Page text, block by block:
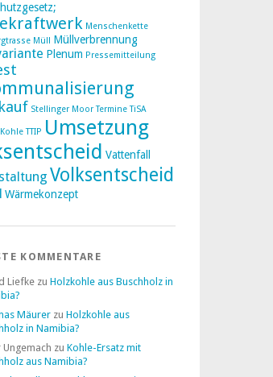
Menschenkette
Müll Müllverbrennung
Plenum Pressemitteilung
Stellinger Moor Termine TiSA
TTIP Umsetzung
Vattenfall
Volksentscheid
Wärmekonzept
KOMMENTARE
Liefke zu Holzkohle aus Buschholz in
Mäurer zu Holzkohle aus
in Namibia?
Ungemach zu Kohle-Ersatz mit
aus Namibia?